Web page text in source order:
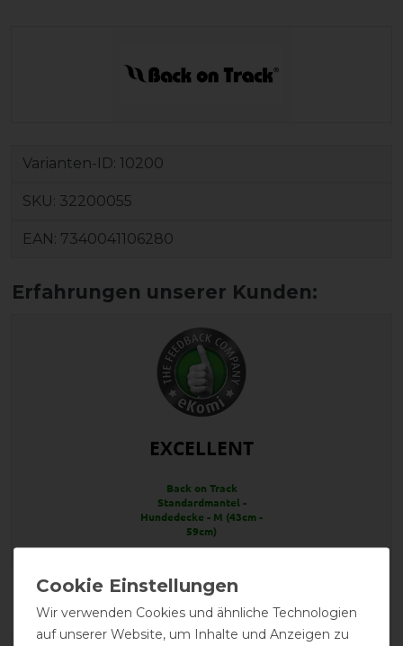
Varianten-ID: 10200
SKU: 32200055
EAN: 7340041106280
EXCELLENT
Back on Track
Standardmantel -
Hundedecke - M (43cm -
59cm)
Product Reviews
2
Wir verwenden Cookies und ähnliche Technologien
auf unserer Website, um Inhalte und Anzeigen zu